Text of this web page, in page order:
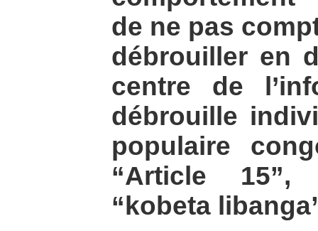
de ne pas
débrouiller en
centre de
débrouille
populaire
“Article 15”,
“kobeta